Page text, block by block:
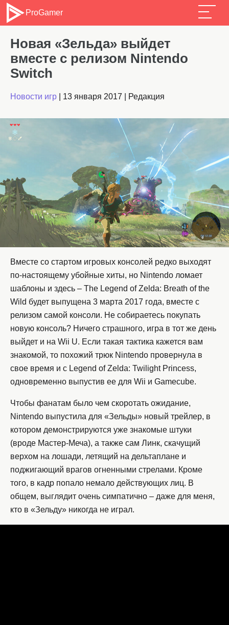
ProGamer
Новая «Зельда» выйдет
вместе с релизом Nintendo
Switch
Новости игр 13 января 2017 Редакция
Вместе со стартом игровых консолей редко выходят
по-настоящему убойные хиты, но Nintendo ломает
шаблоны и здесь – The Legend of Zelda: Breath of the
Wild будет выпущена 3 марта 2017 года, вместе с
релизом самой консоли. Не собираетесь покупать
новую консоль? Ничего страшного, игра в тот же день
выйдет и на Wii U. Если такая тактика кажется вам
знакомой, то похожий трюк Nintendo провернула в
свое время и с Legend of Zelda: Twilight Princess,
одновременно выпустив ее для Wii и Gamecube.
Чтобы фанатам было чем скоротать ожидание,
Nintendo выпустила для «Зельды» новый трейлер, в
котором демонстрируются уже знакомые штуки
(вроде Мастер-Меча), а также сам Линк, скачущий
верхом на лошади, летящий на дельтаплане и
поджигающий врагов огненными стрелами. Кроме
того, в кадр попало немало действующих лиц. В
общем, выглядит очень симпатично – даже для меня,
кто в «Зельду» никогда не играл.